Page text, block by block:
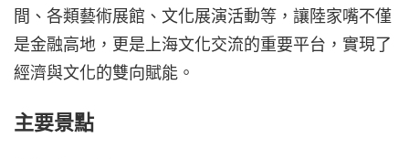
間、各類藝術展館、文化展演活動等，讓陸家嘴不僅
是金融高地，更是上海文化交流的重要平台，實現了
經濟與文化的雙向賦能。
主要景點